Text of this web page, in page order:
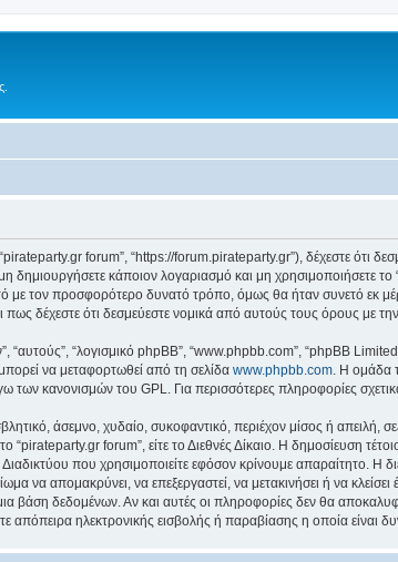
forum”, “https://forum.pirateparty.gr”), δέχεστε ότι
κάποιον λογαριασμό και μη χρησιμοποιήσετε
με τον προσφορότερο δυνατό τρόπο, όμως θα ήταν συνετό εκ
πως δέχεστε ότι δεσμεύεστε νομικά από αυτούς τους όρους
“αυτούς”, “λογισμικό phpBB”, “www.phpbb.com”, “phpBB
να μεταφορτωθεί από τη σελίδα www.phpbb.com . Η ομάδα
των κανονισμών του GPL. Για περισσότερες πληροφορίες
άσεμνο, χυδαίο, συκοφαντικό, περιέχον μίσος ή απειλή,
“pirateparty.gr forum”, είτε το Διεθνές Δίκαιο. Η δημοσίευση
που χρησιμοποιείτε εφόσον κρίνουμε απαραίτητο. Η
να απομακρύνει, να επεξεργαστεί, να μετακινήσει ή να
βάση δεδομένων. Αν και αυτές οι πληροφορίες δεν θα
ηλεκτρονικής εισβολής ή παραβίασης η οποία είναι